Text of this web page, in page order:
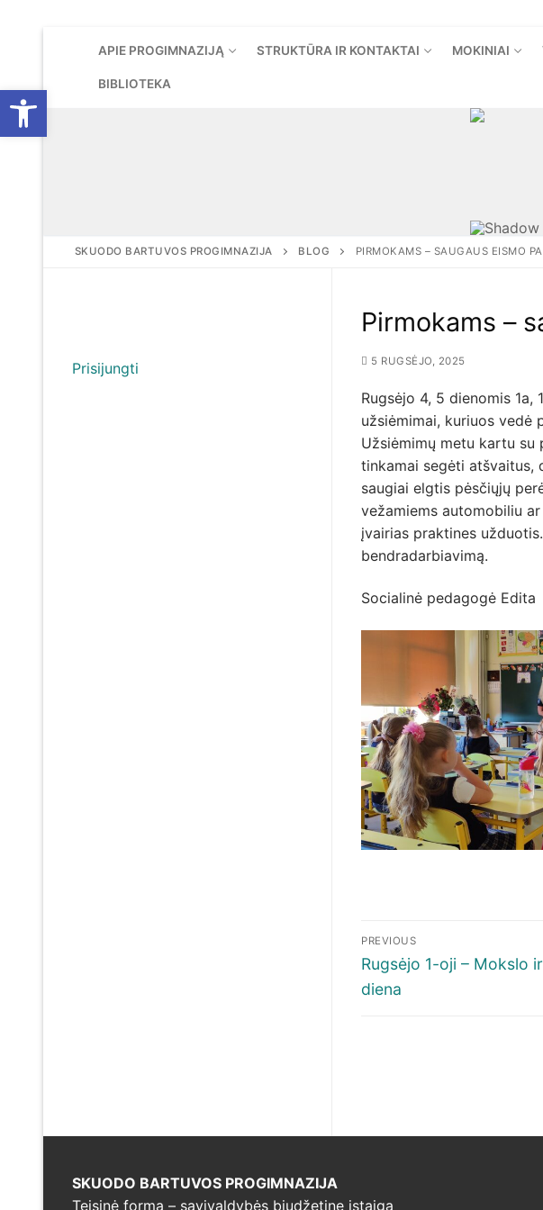
Open toolbar
APIE PROGIMNAZIJĄ STRUKTŪRA IR KONTAKTAI MOKINIAI
BIBLIOTEKA
SKUODO BARTUVOS PROGIMNAZIJA BLOG PIRMOKAMS – SAUGAUS EISMO
Pirmokams –
5 RUGSĖJO, 2025
Rugsėjo 4, 5 dienomis 1a,
užsiėmimai, kuriuos vedė
Užsiėmimų metu kartu su
tinkamai segėti atšvaitus,
saugiai elgtis pėsčiųjų
vežamiems automobiliu
įvairias praktines
bendradarbiavimą.
Socialinė pedagogė Edita
Navigacija
tarp
įrašų
PREVIOUS
Previous
post:
Rugsėjo 1-oji – Mokslo
diena
Prisijungti
SKUODO BARTUVOS PROGIMNAZIJA
Teisinė forma – savivaldybės biudžetine įstaiga